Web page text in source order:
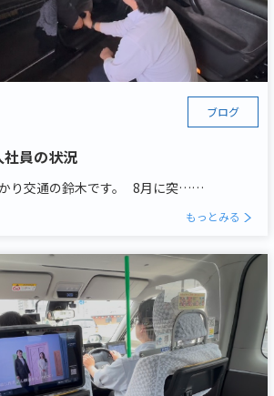
ブログ
員の状況
り交通の鈴木です。 8月に突……
もっとみる